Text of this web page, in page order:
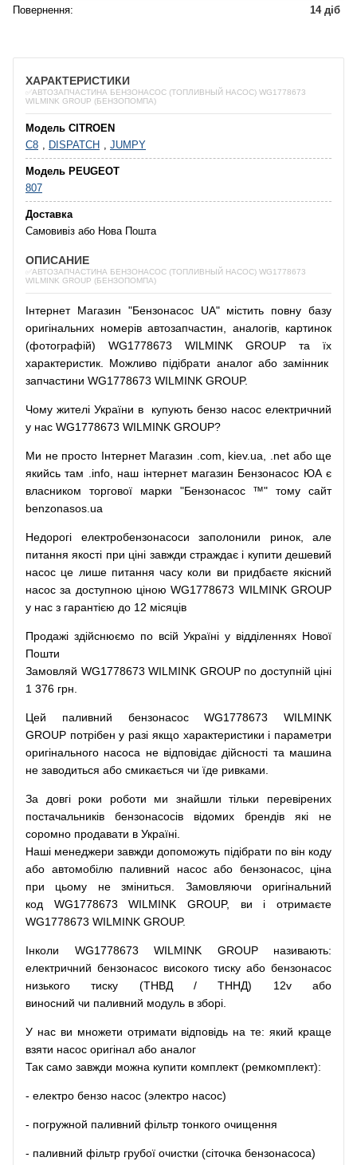
Повернення:
14 діб
ХАРАКТЕРИСТИКИ
✅АВТОЗАПЧАСТИНА БЕНЗОНАСОС (ТОПЛИВНЫЙ НАСОС) WG1778673
WILMINK GROUP (БЕНЗОПОМПА)
Модель CITROEN
C8 , DISPATCH , JUMPY
Модель PEUGEOT
807
Доставка
Самовивіз або Нова Пошта
ОПИСАНИЕ
✅АВТОЗАПЧАСТИНА БЕНЗОНАСОС (ТОПЛИВНЫЙ НАСОС) WG1778673
WILMINK GROUP (БЕНЗОПОМПА)
Інтернет Магазин "Бензонасос UA" містить повну базу
оригінальних номерів автозапчастин аналогів,
картинок
(фотографій) WG1778673 WILMINK GROUP та їх
характеристик. Можливо підібрати аналог або замінник
запчастини WG1778673 WILMINK GROUP.
Чому жителі України в купують бензо насос електричний
у нас WG1778673 WILMINK GROUP?
Ми не просто Інтернет Магазин .com kiev.ua .net або ще
якийсь там .info, наш інтернет магазин Бензонасос ЮА є
власником
торгової марки "Бензонасос ™" тому
сайт
benzonasos.ua
Недорогі електробензонасоси заполонили ринок,
але
питання якості при ціні завжди страждає і купити дешевий
насос це лише питання часу коли ви придбаєте якісний
насос за доступною ціною WG1778673 WILMINK GROUP
у нас з гарантією до 12 місяців
Продажі здійснюємо по всій Україні у відділеннях Нової
Пошти
Замовляй WG1778673 WILMINK GROUP по доступній ціні
1 376 грн.
Цей паливний бензонасосWG1778673 WILMINK
GROUP потрібен у разі якщо характеристики і параметри
оригінального насоса не відповідає дійсності та машина
не заводиться або смикається чи їде ривками
За довгі роки роботи ми знайшли тільки
перевірених
постачальників
бензонасосів відомих брендів які
не
соромно продавати в Україні.
Наші менеджери завжди допоможуть підібрати по він коду
або автомобілю паливний насос або бензонасос,
ціна
при
цьому не зміниться Замовляючи
оригінальний
код WG1778673 WILMINK GROUP, ви і отримаєте
WG1778673 WILMINK GROUP.
Інколи WG1778673 WILMINK GROUP називають:
електричний бензонасос високого тиску або бензонасос
низького
тиску (ТНВД / ТННД) 12v
або
виносний чи паливний модуль в зборі
У нас ви множети отримати відповідь на те: який краще
взяти насос оригінал або аналог
Так само завжди можна купити комплект (ремкомплект):
- електро бензо насос (электро насос)
- погружной паливний фільтр тонкого очищення
- паливний фільтр грубої очистки (сіточка бензонасоса)